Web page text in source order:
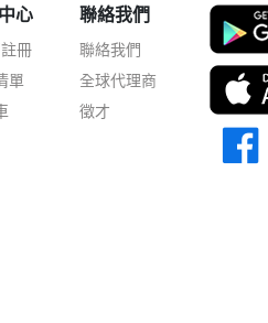
心
冊
單
聯絡我們
聯絡我們
全球代理商
徵才